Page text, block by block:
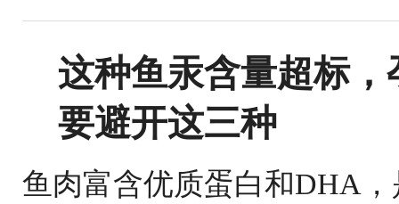
这种鱼汞含量超标
要避开这三种
鱼肉富含优质蛋白和DHA